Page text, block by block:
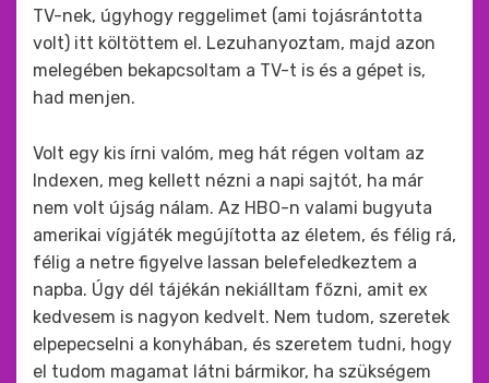
TV-nek, úgyhogy reggelimet (ami tojásrántotta
volt) itt költöttem el. Lezuhanyoztam, majd azon
melegében bekapcsoltam a TV-t is és a gépet is,
had menjen.
Volt egy kis írni valóm, meg hát régen voltam az
Indexen, meg kellett nézni a napi sajtót, ha már
nem volt újság nálam. Az HBO-n valami bugyuta
amerikai vígjáték megújította az életem, és félig rá,
félig a netre figyelve lassan belefeledkeztem a
napba. Úgy dél tájékán nekiálltam főzni, amit ex
kedvesem is nagyon kedvelt. Nem tudom, szeretek
elpepecselni a konyhában, és szeretem tudni, hogy
el tudom magamat látni bármikor, ha szükségem